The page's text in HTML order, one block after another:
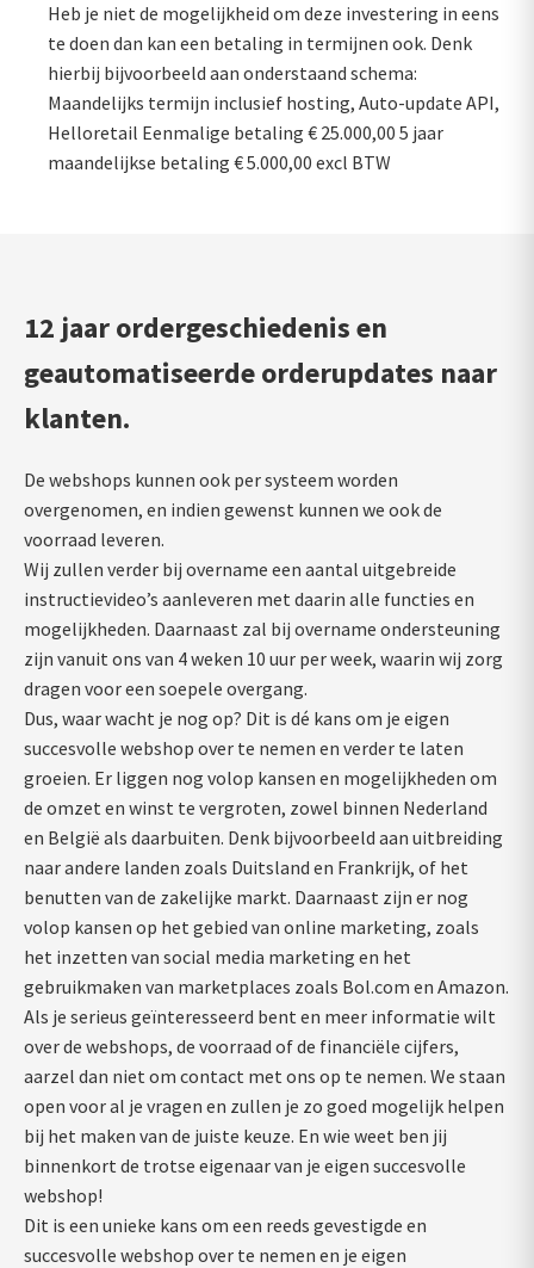
Heb je niet de mogelijkheid om deze investering in eens
te doen dan kan een betaling in termijnen ook. Denk
hierbij bijvoorbeeld aan onderstaand schema:
Maandelijks termijn inclusief hosting, Auto-update API,
Helloretail Eenmalige betaling € 25.000,00 5 jaar
maandelijkse betaling € 5.000,00 excl BTW
12 jaar ordergeschiedenis en
geautomatiseerde orderupdates naar
klanten.
De webshops kunnen ook per systeem worden
overgenomen, en indien gewenst kunnen we ook de
voorraad leveren.
Wij zullen verder bij overname een aantal uitgebreide
instructievideo’s aanleveren met daarin alle functies en
mogelijkheden. Daarnaast zal bij overname ondersteuning
zijn vanuit ons van 4 weken 10 uur per week, waarin wij zorg
dragen voor een soepele overgang.
Dus, waar wacht je nog op? Dit is dé kans om je eigen
succesvolle webshop over te nemen en verder te laten
groeien. Er liggen nog volop kansen en mogelijkheden om
de omzet en winst te vergroten, zowel binnen Nederland
en België als daarbuiten. Denk bijvoorbeeld aan uitbreiding
naar andere landen zoals Duitsland en Frankrijk, of het
benutten van de zakelijke markt. Daarnaast zijn er nog
volop kansen op het gebied van online marketing, zoals
het inzetten van social media marketing en het
gebruikmaken van marketplaces zoals Bol.com en Amazon.
Als je serieus geïnteresseerd bent en meer informatie wilt
over de webshops, de voorraad of de financiële cijfers,
aarzel dan niet om contact met ons op te nemen. We staan
open voor al je vragen en zullen je zo goed mogelijk helpen
bij het maken van de juiste keuze. En wie weet ben jij
binnenkort de trotse eigenaar van je eigen succesvolle
webshop!
Dit is een unieke kans om een reeds gevestigde en
succesvolle webshop over te nemen en je eigen